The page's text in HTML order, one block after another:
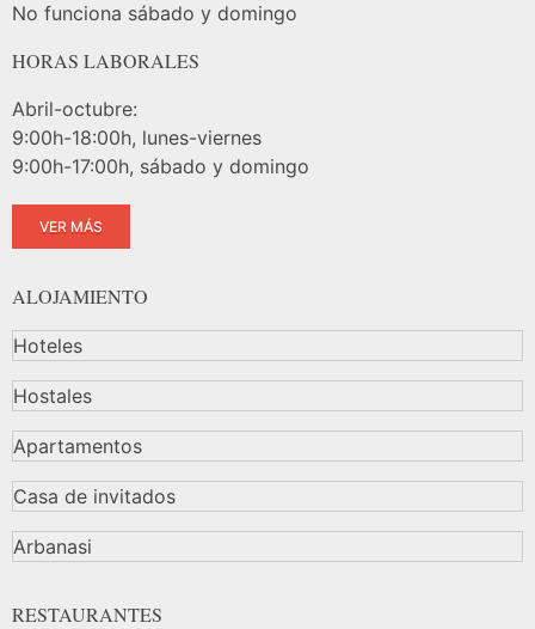
No funciona sábado y domingo
HORAS LABORALES
Abril-octubre:
9:00h-18:00h, lunes-viernes
9:00h-17:00h, sábado y domingo
VER MÁS
ALOJAMIENTO
Hoteles
Hostales
Apartamentos
Casa de invitados
Arbanasi
RESTAURANTES